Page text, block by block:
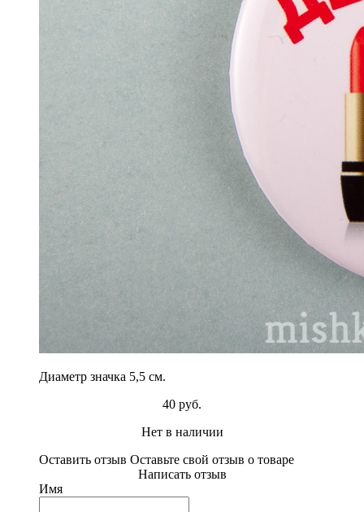
Диаметр значка 5,5 см.
40 руб.
Нет в наличии
Оставить отзыв Оставьте свой отзыв о товаре
Написать отзыв
Имя